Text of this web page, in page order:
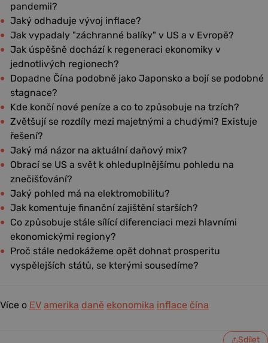
pandemii?
Jaký odhaduje vývoj inflace?
Jak vypadaly "záchranné balíky" v US a v Evropě?
Jak úspěšně dochází k regeneraci ekonomiky v
jednotlivých regionech?
Dopadne Čína podobně jako Japonsko a bojí se podobné
stagnace?
Kde končí nové peníze a co to způsobuje na trzích?
Zvětšují se rozdíly mezi majetnými a chudými? Existuje
řešení?
Jaký má názor na aktuální daňový mix?
Obrací se US a svět k ohleduplnějšímu pohledu na
znečišťování?
Jaký pohled má na elektromobilitu?
Jak komentuje finanční zajištění starších?
Co způsobuje stále sílící diferenciaci mezi hlavními
ekonomickými regiony?
Proč stále nedokážeme opět dohnat prosperitu
vyspělejších států, se kterými sousedíme?
Více o EV amerika daně ekonomika inflace čína
Sdílet